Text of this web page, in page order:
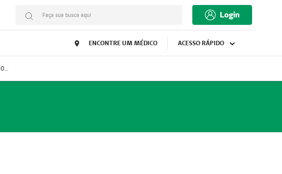
Faça sua busca aqui Login
ENCONTRE UM MÉDICO ACESSO RÁPIDO
Prestador Mosaicum Espaço Clínico Ltda (51004352-0)